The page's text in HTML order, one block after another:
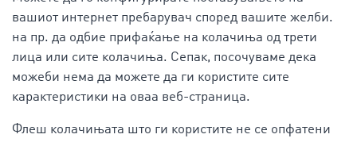
вашиот интернет пребарувач според вашите желби.
на пр. да одбие прифаќање на колачиња од трети
лица или сите колачиња. Сепак, посочуваме дека
можеби нема да можете да ги користите сите
карактеристики на оваа веб-страница.
Флеш колачињата што ги користите не се опфатени